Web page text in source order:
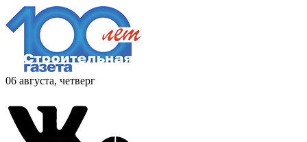
06 августа, четверг